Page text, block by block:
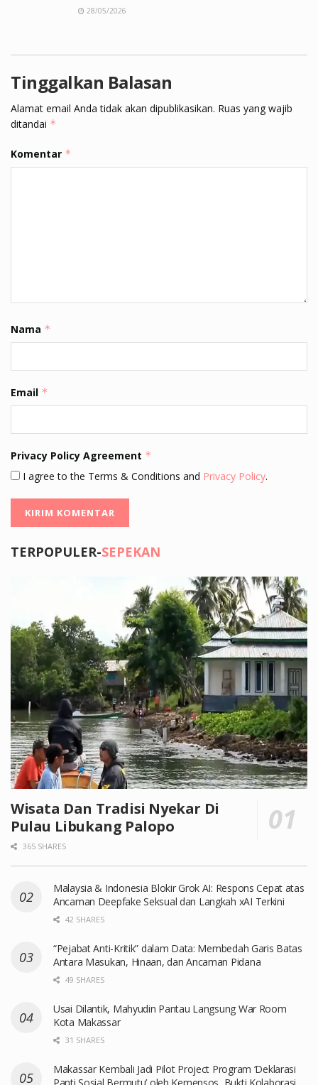
28/05/2026
Tinggalkan Balasan
Alamat email Anda tidak akan dipublikasikan. Ruas yang wajib
ditandai *
Komentar *
Nama *
Email *
Privacy Policy Agreement *
I agree to the Terms & Conditions and Privacy Policy.
TERPOPULER-SEPEKAN
Wisata Dan Tradisi Nyekar Di
Pulau Libukang Palopo
365 SHARES
Malaysia & Indonesia Blokir Grok AI: Respons Cepat atas
Ancaman Deepfake Seksual dan Langkah xAI Terkini
42 SHARES
“Pejabat Anti-Kritik” dalam Data: Membedah Garis Batas
Antara Masukan, Hinaan, dan Ancaman Pidana
49 SHARES
Usai Dilantik, Mahyudin Pantau Langsung War Room
Kota Makassar
31 SHARES
Makassar Kembali Jadi Pilot Project Program ‘Deklarasi
Panti Sosial Bermutu’ oleh Kemensos, Bukti Kolaborasi